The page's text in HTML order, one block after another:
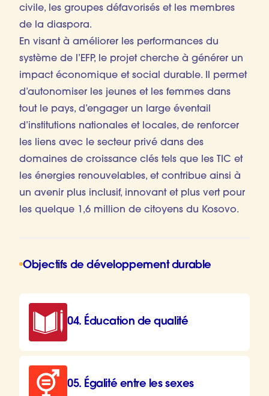
civile, les groupes défavorisés et les membres
de la diaspora.
En visant à améliorer les performances du
système de l’EFP, le projet cherche à générer un
impact économique et social durable. Il permet
d’autonomiser les jeunes et les femmes dans
tout le pays, d’engager un large éventail
d’institutions nationales et locales, de renforcer
les liens avec le secteur privé dans des
domaines de croissance clés tels que les TIC et
les énergies renouvelables, et contribue ainsi à
un avenir plus inclusif, innovant et plus vert pour
les quelque 1,6 million de citoyens du Kosovo.
Objectifs de développement durable
04. Éducation de qualité
05. Égalité entre les sexes